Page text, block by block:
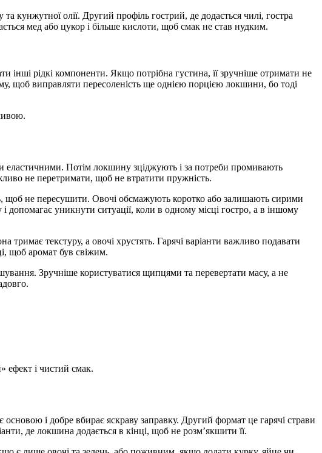
кунжутної олії. Другий профіль гострий, де додається чилі, гостра
мед або цукор і більше кислоти, щоб смак не став нудким.
інші рідкі компоненти. Якщо потрібна густина, її зручніше отримати не
щоб виправляти пересоленість ще однією порцією локшини, бо тоді
еластичними. Потім локшину зціджують і за потреби промивають
не перетримати, щоб не втратити пружність.
щоб не пересушити. Овочі обсмажують коротко або залишають сирими
уникнути ситуації, коли в одному місці гостро, а в іншому
текстуру, а овочі хрустять. Гарячі варіанти важливо подавати
щоб аромат був свіжим.
Зручніше користуватися щипцями та перевертати масу, а не
ефект і чистий смак.
і добре вбирає яскраву заправку. Другий формат це гарячі страви
де локшина додається в кінці, щоб не розм’якшити її.